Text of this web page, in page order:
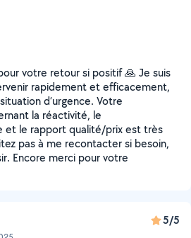
votre retour si positif 🙏 Je suis
rapidement et efficacement,
d’urgence. Votre
la réactivité, le
et le rapport qualité/prix est très
pas à me recontacter si besoin,
Encore merci pour votre
5/5